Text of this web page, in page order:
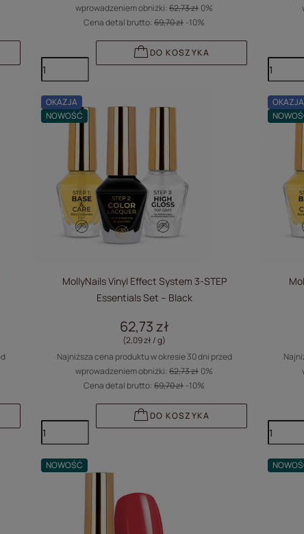
wprowadzeniem obniżki:62,73 zł 0%
Cena detal brutto:69,70 zł -10%
DO KOSZYKA
OKAZJA
NOWOŚĆ
MollyNails Vinyl Effect System 3-STEP
Essentials Set – Black
62,73 zł
(2,09 zł / g)
Najniższa cena produktu w okresie 30 dni przed
wprowadzeniem obniżki:62,73 zł 0%
Cena detal brutto:69,70 zł -10%
DO KOSZYKA
OKAZJA
NOWOŚĆ